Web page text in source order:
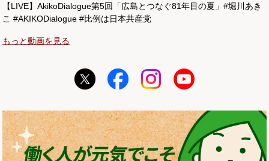
【LIVE】AkikoDialogue第5回「広島とつなぐ81年目の夏」#堀川あき
こ #AKIKODialogue #比例は日本共産党
もっと動画を見る